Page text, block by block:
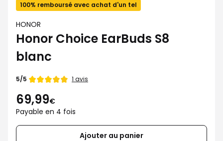
100% remboursé avec achat d'un tel
HONOR
Honor Choice EarBuds S8
blanc
Note
5/5 1 avis
69,99€
Payable en 4 fois
Ajouter au panier